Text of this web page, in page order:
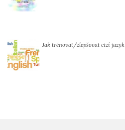
Jak trénovat/zlepšovat cizí jazyk